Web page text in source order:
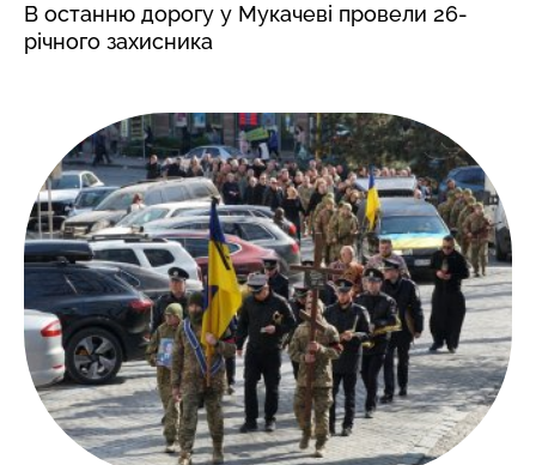
В останню дорогу у Мукачеві провели 26-
річного захисника